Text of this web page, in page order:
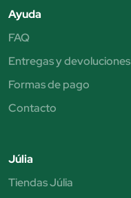
Ayuda
FAQ
Entregas y devoluciones
Formas de pago
Contacto
Júlia
Tiendas Júlia